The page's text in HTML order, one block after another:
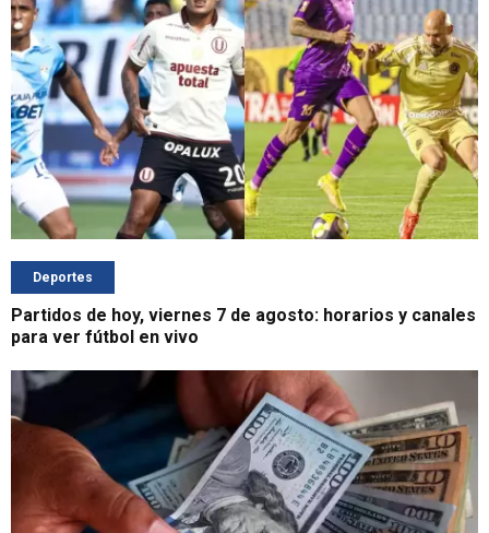
Deportes
Partidos de hoy, viernes 7 de agosto: horarios y canales
para ver fútbol en vivo